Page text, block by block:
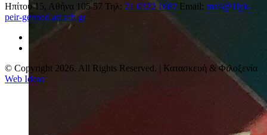
Ηπίτου 15, Αθήνα 105 57 Τηλ: 21 0322 1687 Email: mail@1lyk-
peir-gennad.att.sch.gr
© Copyright 2026. All Rights Reserved. | Κατασκευή & Φιλοξενία
Web Ideas